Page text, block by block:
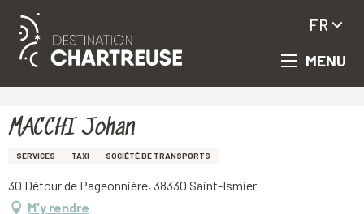
Aller
principal
MENU
FR
MACCHI Johan
SERVICES TAXI SOCIÉTÉ DE TRANSPORTS
30 Détour de Pageonnière, 38330 Saint-Ismier
M'y rendre